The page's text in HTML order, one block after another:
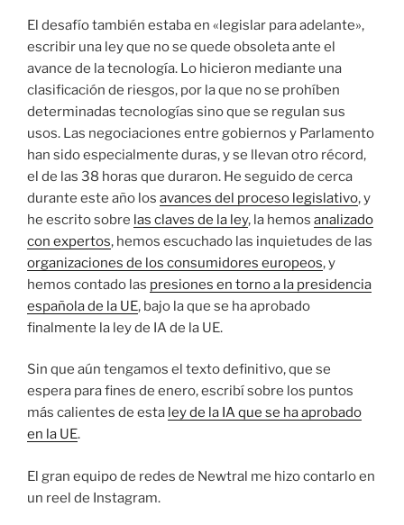
El desafío también estaba en «legislar para adelante»,
escribir una ley que no se quede obsoleta ante el
avance de la tecnología. Lo hicieron mediante una
clasificación de riesgos, por la que no se prohíben
determinadas tecnologías sino que se regulan sus
usos. Las negociaciones entre gobiernos y Parlamento
han sido especialmente duras, y se llevan otro récord,
el de las 38 horas que duraron. He seguido de cerca
durante este año los avances del proceso legislativo, y
he escrito sobre las claves de la ley, la hemos analizado
con expertos, hemos escuchado las inquietudes de las
organizaciones de los consumidores europeos, y
hemos contado las presiones en torno a la presidencia
española de la UE, bajo la que se ha aprobado
finalmente la ley de IA de la UE.
Sin que aún tengamos el texto definitivo, que se
espera para fines de enero, escribí sobre los puntos
más calientes de esta ley de la IA que se ha aprobado
en la UE.
El gran equipo de redes de Newtral me hizo contarlo en
un reel de Instagram.